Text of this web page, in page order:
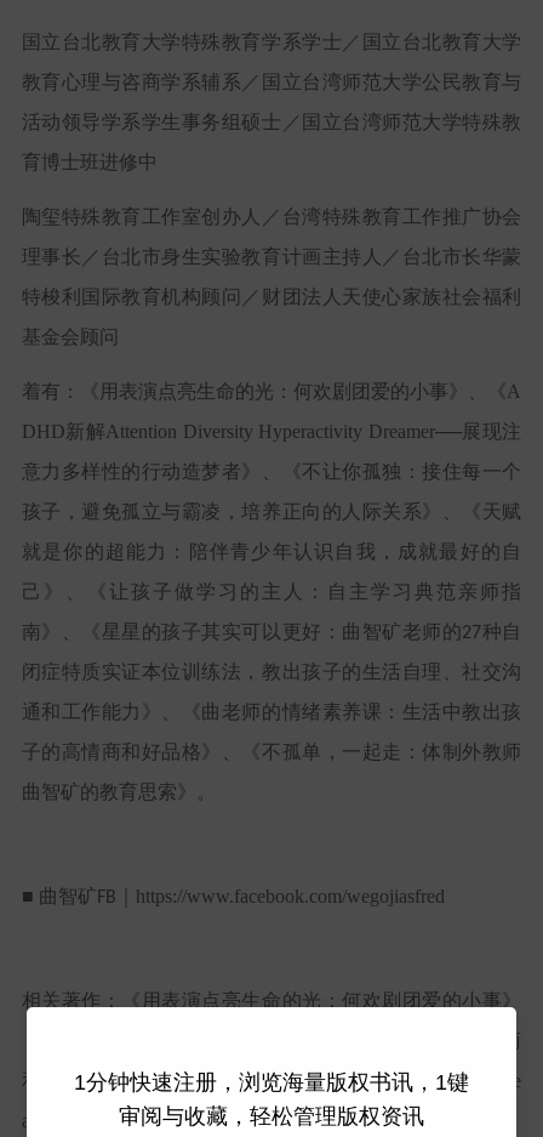
国立台北教育大学特殊教育学系学士／国立台北教育大学
教育心理与咨商学系辅系／国立台湾师范大学公民教育与
活动领导学系学生事务组硕士／国立台湾师范大学特殊教
育博士班进修中
陶玺特殊教育工作室创办人／台湾特殊教育工作推广协会
理事长／台北市身生实验教育计画主持人／台北市长华蒙
特梭利国际教育机构顾问／财团法人天使心家族社会福利
基金会顾问
着有：《用表演点亮生命的光：何欢剧团爱的小事》、《A
DHD新解Attention Diversity Hyperactivity Dreamer──展现注
意力多样性的行动造梦者》、《不让你孤独：接住每一个
孩子，避免孤立与霸凌，培养正向的人际关系》、《天赋
就是你的超能力：陪伴青少年认识自我，成就最好的自
己》、《让孩子做学习的主人：自主学习典范亲师指
南》、《星星的孩子其实可以更好：曲智矿老师的27种自
闭症特质实证本位训练法，教出孩子的生活自理、社交沟
通和工作能力》、《曲老师的情绪素养课：生活中教出孩
子的高情商和好品格》、《不孤单，一起走：体制外教师
曲智矿的教育思索》。
■ 曲智矿 FB https://www.facebook.com/wegojiasfred
相关著作：《用表演点亮生命的光：何欢剧团爱的小事》
：生活中教出孩子的高情商
和好品格》《ADHD新解
Attention Diversity Hyperactivity Dre
amer
──展现注意力多样性的行动造梦者》《不让你孤独：
1分钟快速注册，浏览海量版权书讯，1键
审阅与收藏，轻松管理版权资讯